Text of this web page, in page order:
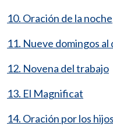
10. Oración de la noche
11. Nueve domingos al
12. Novena del trabajo
13. El Magnificat
14. Oración por los hijos